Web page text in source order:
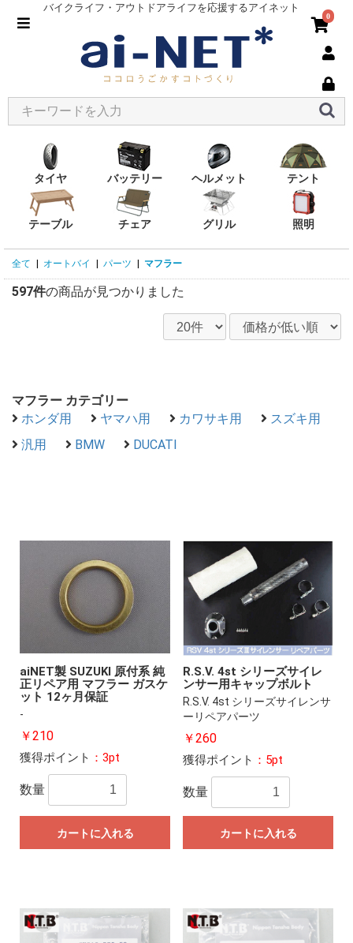
バイクライフ・アウトドアライフを応援するアイネット
0
タイヤ バッテリー ヘルメット テント
テーブル チェア グリル 照明
全て オートバイ パーツ マフラー
597件の商品が見つかりました
マフラー カテゴリー
ホンダ用
ヤマハ用 カワサキ用
スズキ用
汎用
BMW DUCATI
aiNET製 SUZUKI 原付系 純
正リペア用 マフラー ガスケ
ット 12ヶ月保証
-
￥210
獲得ポイント ：3pt
数量
カートに入れる
R.S.V. 4st シリーズサイレ
ンサー用キャップボルト
R.S.V. 4st シリーズサイレンサ
ーリペアパーツ
￥260
獲得ポイント ：5pt
数量
カートに入れる